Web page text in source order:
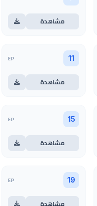
مشاهدة
11
EP
مشاهدة
15
EP
مشاهدة
19
EP